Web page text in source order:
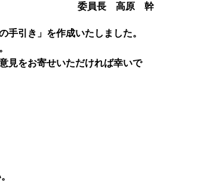
委員長 高原 幹
手引き」を作成いたしました。
見をお寄せいただければ幸いで